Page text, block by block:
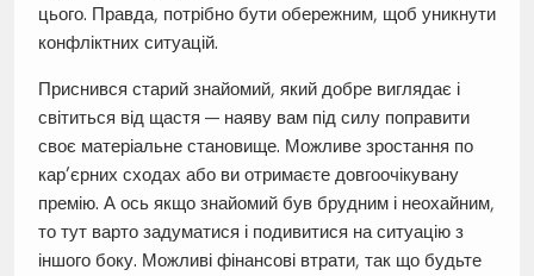
цього. Правда, потрібно бути обережним, щоб уникнути
конфліктних ситуацій.
Приснився старий знайомий, який добре виглядає і
світиться від щастя — наяву вам під силу поправити
своє матеріальне становище. Можливе зростання по
кар’єрних сходах або ви отримаєте довгоочікувану
премію. А ось якщо знайомий був брудним і неохайним,
то тут варто задуматися і подивитися на ситуацію з
іншого боку. Можливі фінансові втрати, так що будьте